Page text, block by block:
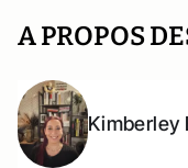
A PROPOS
Kimberley